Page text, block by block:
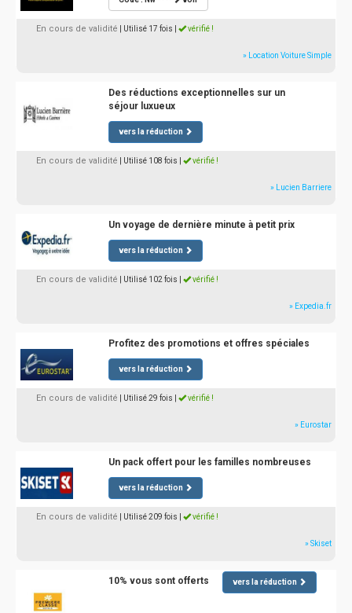
En cours de validité | Utilisé 17 fois vérifié !
» Location Voiture Simple
Des réductions exceptionnelles sur un
séjour luxueux
vers la réduction
En cours de validité | Utilisé 108 fois vérifié !
» Lucien Barriere
Un voyage de dernière minute à petit prix
vers la réduction
En cours de validité | Utilisé 102 fois vérifié !
» Expedia.fr
Profitez des promotions et offres spéciales
vers la réduction
En cours de validité | Utilisé 29 fois vérifié !
» Eurostar
Un pack offert pour les familles nombreuses
vers la réduction
En cours de validité | Utilisé 209 fois vérifié !
» Skiset
10% vous sont offerts vers la réduction